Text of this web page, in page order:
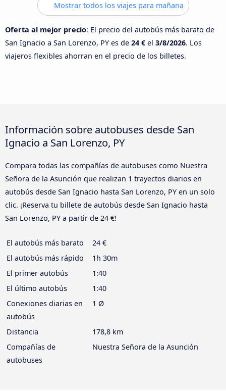
Mostrar todos los viajes para mañana
Oferta al mejor precio: El precio del autobús más barato de
San Ignacio a San Lorenzo, PY es de 24 € el 3/8/2026. Los
viajeros flexibles ahorran en el precio de los billetes.
Información sobre autobuses desde San
Ignacio a San Lorenzo, PY
Compara todas las compañías de autobuses como Nuestra
Señora de la Asunción que realizan 1 trayectos diarios en
autobús desde San Ignacio hasta San Lorenzo, PY en un solo
clic. ¡Reserva tu billete de autobús desde San Ignacio hasta
San Lorenzo, PY a partir de 24 €!
El autobús más barato
24 €
El autobús más rápido
1h 30m
El primer autobús
1:40
El último autobús
1:40
Conexiones diarias en
autobús
1 Ø
Distancia
178,8 km
Compañías de
autobuses
Nuestra Señora de la Asunción